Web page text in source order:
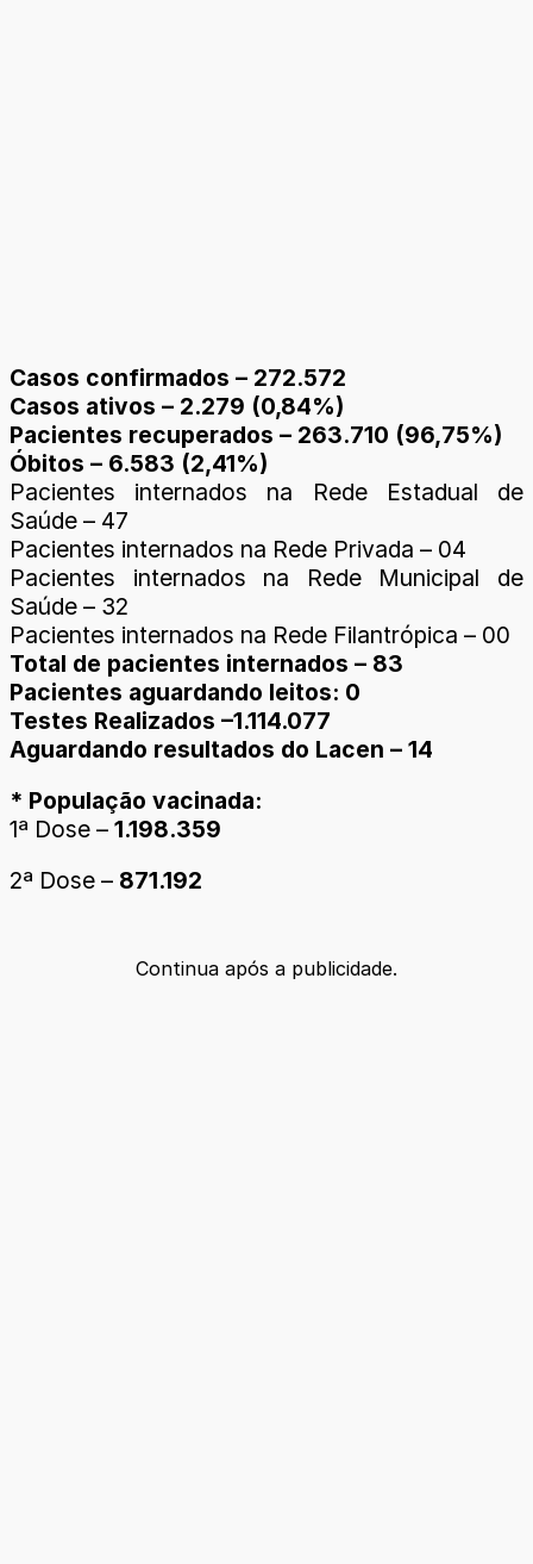
Casos confirmados – 272.572
Casos ativos – 2.279 (0,84%)
Pacientes recuperados – 263.710 (96,75%)
Óbitos – 6.583 (2,41%)
Pacientes internados na Rede Estadual de
Saúde – 47
Pacientes internados na Rede Privada – 04
Pacientes internados na Rede Municipal de
Saúde – 32
Pacientes internados na Rede Filantrópica – 00
Total de pacientes internados – 83
Pacientes aguardando leitos: 0
Testes Realizados –1.114.077
Aguardando resultados do Lacen – 14
* População vacinada:
1ª Dose – 1.198.359
2ª Dose – 871.192
Continua após a publicidade.